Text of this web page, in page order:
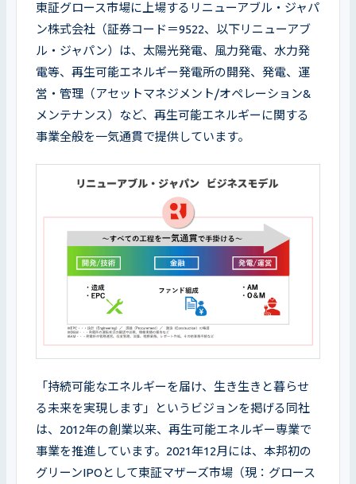
東証グロース市場に上場するリニューアブル・ジャパ
ン株式会社（証券コード＝9522、以下リニューアブ
ル・ジャパン）は、太陽光発電、風力発電、水力発
電等、再生可能エネルギー発電所の開発、発電、運
営・管理（アセットマネジメント/オペレーション&
メンテナンス）など、再生可能エネルギーに関する
事業全般を一気通貫で提供しています。
「持続可能なエネルギーを届け、生き生きと暮らせ
る未来を実現します」というビジョンを掲げる同社
は、2012年の創業以来、再生可能エネルギー専業で
事業を推進しています。2021年12月には、本邦初の
グリーンIPOとして東証マザーズ市場（現：グロース